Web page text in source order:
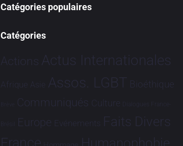
Catégories populaires
Catégories
Actions Actus Internationales
Afrique Asie Assos. LGBT Bioéthique
Brève Communiqués Culture Dialogues France-
Brésil Europe Evénements Faits Divers
Humanophobie